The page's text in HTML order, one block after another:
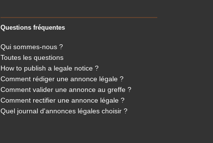
Questions fréquentes
Qui sommes-nous ?
Toutes les questions
How to publish a legale notice ?
Comment rédiger une annonce légale ?
Comment valider une annonce au greffe ?
Comment rectifier une annonce légale ?
Quel journal d'annonces légales choisir ?